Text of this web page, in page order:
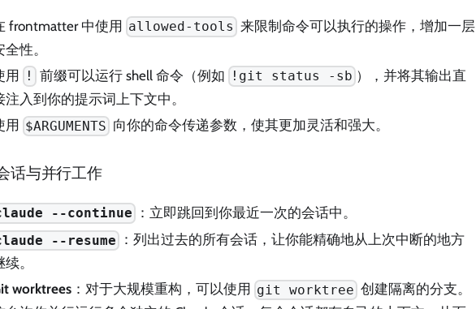
frontmatter 中使用 allowed-tools 来限制命令可以执行的操作，增加一层
全性。
用
! 前缀可以运行 shell 命令（例如 !git status -sb ），并将其输出直
注入到你的提示词上下文中。
用 $ARGUMENTS 向你的命令传递参数，使其更加灵活和强大。
话与并行工作
--continue ：立即跳回到你最近一次的会话中。
--resume
：列出过去的所有会话，让你能精确地从上次中断的地方
续。
worktrees ：对于大规模重构，可以使用 git worktree 创建隔离的分支。